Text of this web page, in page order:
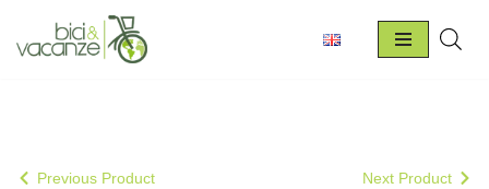
Vai
Previous Product Next Product